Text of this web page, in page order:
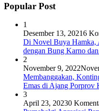
Popular Post
1
Desember 13, 20216
Di Novel Buya Hamka,
dengan Bung Karno
2
November 9, 2022
Membanggakan,
Emas di Ajang Porprov
3
April 23, 20230